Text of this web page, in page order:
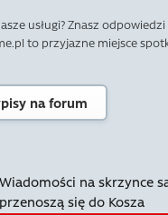
usługi? Znasz
to przyjazne miejsce
na forum
Wiadomości na skrzynce
przenoszą się do Kosza